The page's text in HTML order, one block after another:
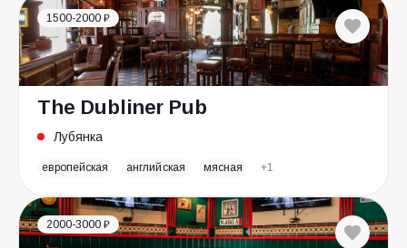
1500-2000 ₽
The Dubliner Pub
Лубянка
европейская английская мясная +1
2000-3000 ₽